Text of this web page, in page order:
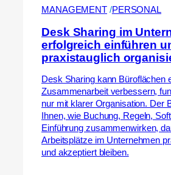
MANAGEMENT /PERSONAL
Desk Sharing im
erfolgreich einführen
praxistauglich
Desk Sharing kann Büroflächen
Zusammenarbeit verbessern,
nur mit klarer Organisation. Der
Ihnen, wie Buchung, Regeln,
Einführung zusammenwirken,
Arbeitsplätze im Unternehmen
und akzeptiert bleiben.